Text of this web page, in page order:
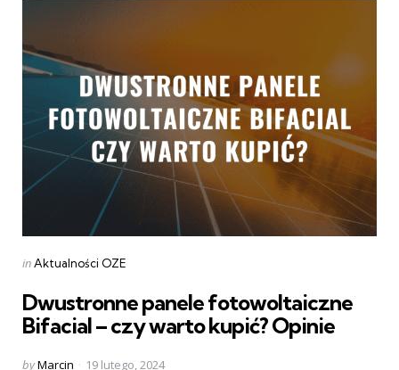
Categories
Posted
inAktualności OZE
Dwustronne panele fotowoltaiczne
Bifacial – czy warto kupić? Opinie
Posted
byMarcin 19 lutego, 2024